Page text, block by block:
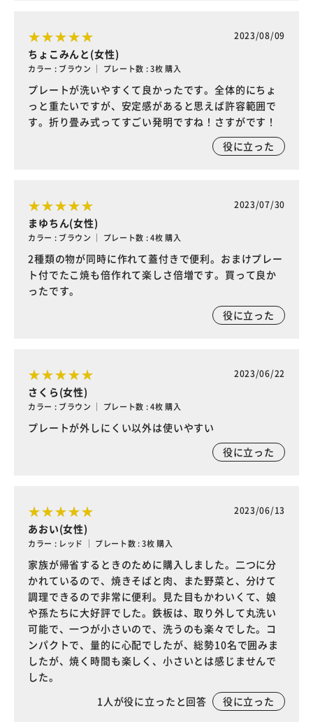
2023/08/09
ちょこみんと(女性)
カラー : ブラウン ｜ プレート数 : 3枚 購入
プレートが洗いやすくて良かったです。全体的にちょ
っと重たいですが、安定感があると思えば許容範囲で
す。折り畳み式ってすごい発明ですね！さすがです！
役に立った
2023/07/30
まゆちん(女性)
カラー : ブラウン ｜ プレート数 : 4枚 購入
2種類の物が同時に作れて蓋付きで便利。おまけプレー
ト付でたこ焼も倍作れて楽しさ倍増です。買って良か
ったです。
役に立った
2023/06/22
さくら(女性)
カラー : ブラウン ｜ プレート数 : 4枚 購入
プレートが外しにくい以外は使いやすい
役に立った
2023/06/13
あおい(女性)
カラー : レッド ｜ プレート数 : 3枚 購入
家族が帰省するときのために購入しました。二つに分
かれているので、焼きそばと肉、また野菜と、分けて
調理できるので非常に便利。見た目もかわいくて、娘
や孫たちに大好評でした。鉄板は、取り外して丸洗い
可能で、一つが小さいので、洗うのも楽々でした。コ
ンパクトで、量的に心配でしたが、総勢10名で囲みま
したが、焼く時間も楽しく、小さいとは感じませんで
した。
1人が役に立ったと回答 役に立った